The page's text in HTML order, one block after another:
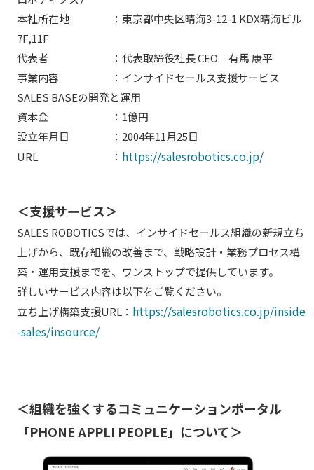
本社所在地 ：東京都中央区晴海3-12-1 KDX晴海ビル
7F,11F
代表者 ：代表取締役社長 CEO 有馬 康平
事業内容 ：インサイドセールス支援サービス
SALES BASEの開発と運用
資本金 ：1億円
設立年月日 ：2004年11月25日
URL ： https://salesrobotics.co.jp/
＜支援サービス＞
SALES ROBOTICSでは、インサイドセールス組織の新規立ち
上げから、既存組織の改善まで、戦略設計・業務プロセス構
築・運用支援までを、ワンストップで提供しています。
詳しいサービス内容は以下をご覧ください。
立ち上げ構築支援URL： https://salesrobotics.co.jp/inside
-sales/insource/
＜組織を強くするコミュニケーションポータル
「PHONE APPLI PEOPLE」について＞